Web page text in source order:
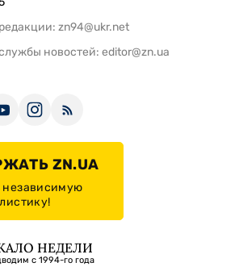
zn94@ukr.net
новостей: editor@zn.ua
ZN.UA
независимую
НЕДЕЛИ
с 1994-го года